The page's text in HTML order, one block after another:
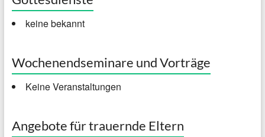
keine bekannt
Wochenendseminare und Vorträge
Keine Veranstaltungen
Angebote für trauernde Eltern